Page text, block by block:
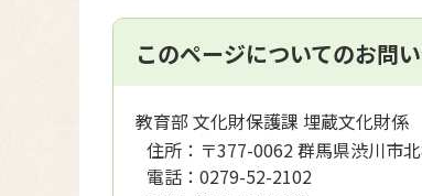
このページについてのお問
教育部 文化財保護課 埋蔵文化財係
住所： 〒377-0062 群馬県渋川市
電話： 0279-52-2102